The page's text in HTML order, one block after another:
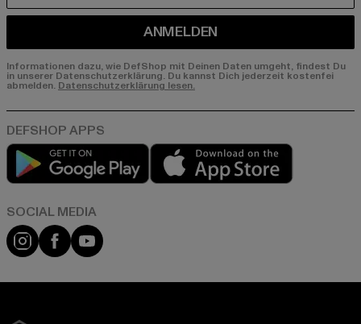
ANMELDEN
Informationen dazu, wie DefShop mit Deinen Daten umgeht, findest Du
in unserer Datenschutzerklärung. Du kannst Dich jederzeit kostenfei
abmelden. Datenschutzerklärung lesen.
Play market
Instagram
FacebookYouTube